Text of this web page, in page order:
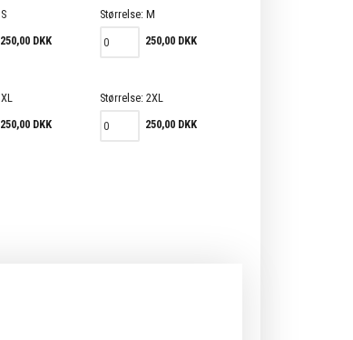
S
250,00 DKK
Størrelse:M
250,00 DKK
XL
250,00 DKK
Størrelse:2XL
250,00 DKK